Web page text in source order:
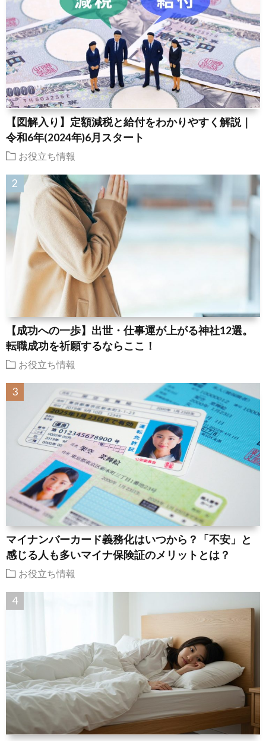
【図解入り】定額減税と給付をわかりやすく解説｜
令和6年(2024年)6月スタート
お役立ち情報
【成功への一歩】出世・仕事運が上がる神社12選。
転職成功を祈願するならここ！
お役立ち情報
マイナンバーカード義務化はいつから？「不安」と
感じる人も多いマイナ保険証のメリットとは？
お役立ち情報